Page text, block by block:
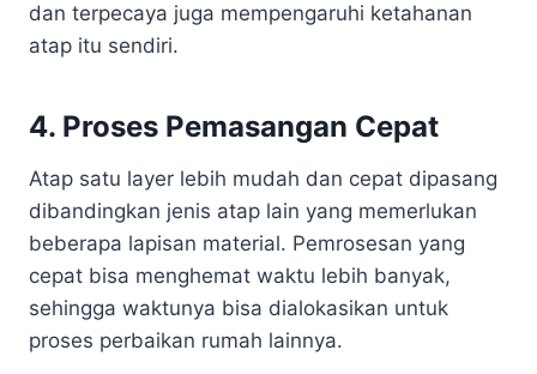
dan terpecaya juga mempengaruhi ketahanan
atap itu sendiri.
4. Proses Pemasangan Cepat
Atap satu layer lebih mudah dan cepat dipasang
dibandingkan jenis atap lain yang memerlukan
beberapa lapisan material. Pemrosesan yang
cepat bisa menghemat waktu lebih banyak,
sehingga waktunya bisa dialokasikan untuk
proses perbaikan rumah lainnya.